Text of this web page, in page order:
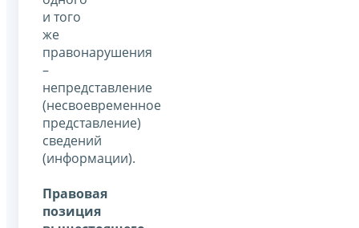
и того
же
правонарушения
–
непредставление
(несвоевременное
представление)
сведений
(информации).
Правовая
позиция